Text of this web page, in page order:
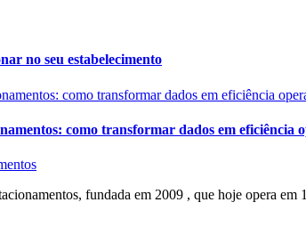
no seu estabelecimento
como transformar dados em eficiência
fundada em 2009 , que hoje opera em